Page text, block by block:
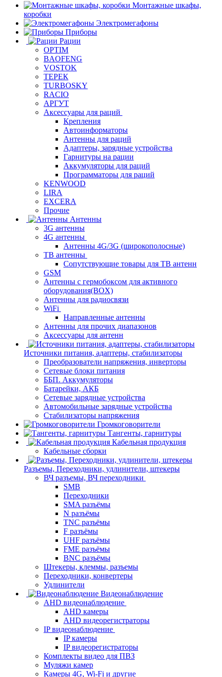
Монтажные шкафы,
коробки
Электромегафоны
Приборы
Рации
OPTIM
BAOFENG
VOSTOK
ТЕРЕК
TURBOSKY
RACIO
АРГУТ
Аксессуары для раций
Крепления
Автоинформаторы
Антенны для раций
Адаптеры, зарядные устройства
Гарнитуры на рации
Аккумуляторы для раций
Программаторы для раций
KENWOOD
LIRA
EXCERA
Прочие
Антенны
3G антенны
4G антенны
Антенны 4G/3G (широкополосные)
ТВ антенны
Сопутствующие товары для ТВ антенн
GSM
Антенны с гермобоксом для активного
оборудования(BOX)
Антенны для радиосвязи
WiFi
Направленные антенны
Антенны для прочих диапазонов
Аксессуары для антенн
Источники питания, адаптеры, стабилизаторы
Преобразователи напряжения, инверторы
Сетевые блоки питания
ББП. Аккумуляторы
Батарейки, АКБ
Сетевые зарядные устройства
Автомобильные зарядные устройства
Стабилизаторы напряжения
Громкоговорители
Тангенты, гарнитуры
Кабельная продукция
Кабельные сборки
Разъемы, Переходники, удлинители, штекеры
ВЧ разъемы, ВЧ переходники
SMB
Переходники
SMA разъёмы
N разъёмы
TNC разъёмы
F разъёмы
UHF разъёмы
FME разъёмы
BNC разъёмы
Штекеры, клеммы, разъемы
Переходники, конвертеры
Удлинители
Видеонаблюдение
AHD видеонаблюдение
AHD камеры
AHD видеорегистраторы
IP видеонаблюдение
IP камеры
IP видеорегистраторы
Комплекты видео для ПВЗ
Муляжи камер
Камеры 4G, Wi-Fi и другие